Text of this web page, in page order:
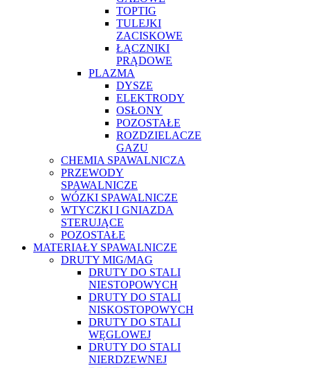
TOPTIG
TULEJKI
ZACISKOWE
ŁĄCZNIKI
PRĄDOWE
PLAZMA
DYSZE
ELEKTRODY
OSŁONY
POZOSTAŁE
ROZDZIELACZE
GAZU
CHEMIA SPAWALNICZA
PRZEWODY
SPAWALNICZE
WÓZKI SPAWALNICZE
WTYCZKI I GNIAZDA
STERUJĄCE
POZOSTAŁE
MATERIAŁY SPAWALNICZE
DRUTY MIG/MAG
DRUTY DO STALI
NIESTOPOWYCH
DRUTY DO STALI
NISKOSTOPOWYCH
DRUTY DO STALI
WĘGLOWEJ
DRUTY DO STALI
NIERDZEWNEJ